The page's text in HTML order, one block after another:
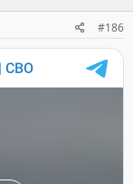
и Коган ввели в
создав
итоге
#186